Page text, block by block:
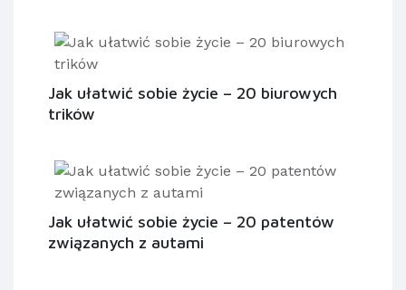
Jak ułatwić sobie życie – 20 biurowych
trików
Jak ułatwić sobie życie – 20 patentów
związanych z autami